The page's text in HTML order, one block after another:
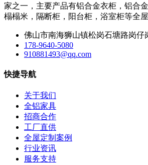
家之一，主要产品有铝合金衣柜，铝合
榻榻米，隔断柜，阳台柜，浴室柜等全屋
佛山市南海狮山镇松岗石塘路岗仔
178-9640-5080
910881493@qq.com
快捷导航
关于我们
全铝家具
招商合作
工厂直供
全屋定制案例
行业资讯
服务支持